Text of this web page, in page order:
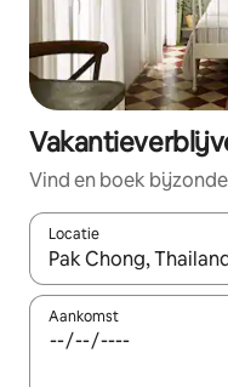
Vind en boek
Locatie
Wanneer er
Aankomst